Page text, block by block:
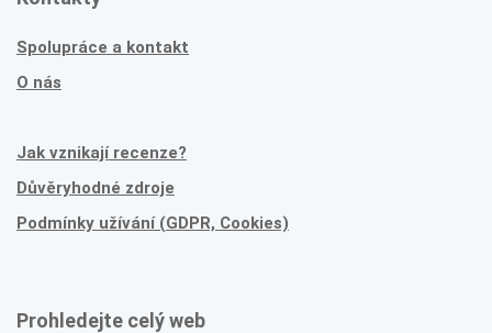
Spolupráce a kontakt
O nás
Jak vznikají recenze?
Důvěryhodné zdroje
Podmínky užívání (GDPR, Cookies)
Prohledejte celý web